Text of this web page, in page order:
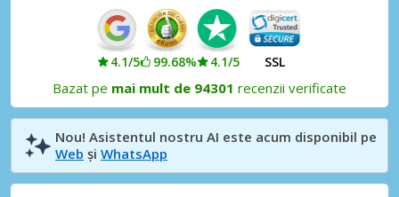
4.1/5 99.68% 4.1/5 SSL
Bazat pe mai mult de 94301 recenzii verificate
Nou! Asistentul nostru AI este acum disponibil pe
Web și WhatsApp